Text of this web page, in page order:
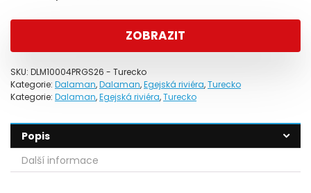
ZOBRAZIT
SKU: DLM10004PRGS26 - Turecko
Kategorie: Dalaman,Dalaman,Egejská riviéra,Turecko
Kategorie: Dalaman,Egejská riviéra,Turecko
Popis
Další informace